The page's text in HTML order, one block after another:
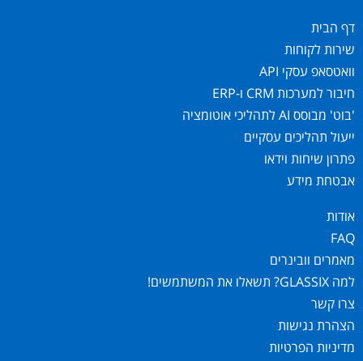
דף הבית
שירות לקוחות
וואטסאפ עסקי API
חיבור למערכות CRM ו-ERP
'בוט' מבוסס AI לתהליכי אוטומציה
ייעול תהליכים עסקיים
פתרון שיחות וידאו
אבטחת מידע
אודות
FAQ
מאמרים וובינרים
למה GLASSIX? תשאלו את המשתמשים!
צרו קשר
הצהרת נגישות
מדיניות הפרטיות